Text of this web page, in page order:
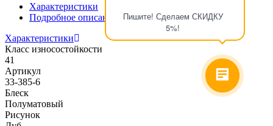
Пишите! Сделаем СКИДКУ
5%!
Характеристики
Подробное описание
Характеристики
Класс износостойкости
41
Артикул
33-385-6
Блеск
Полуматовый
Рисунок